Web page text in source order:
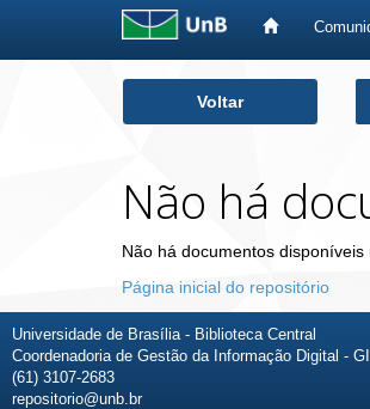
Voltar
Não há
Não há documentos
Página inicial do repositório
Universidade de Brasília - Biblioteca Central
Coordenadoria de Gestão da Informação Digital -
(61) 3107-2683
repositorio@unb.br